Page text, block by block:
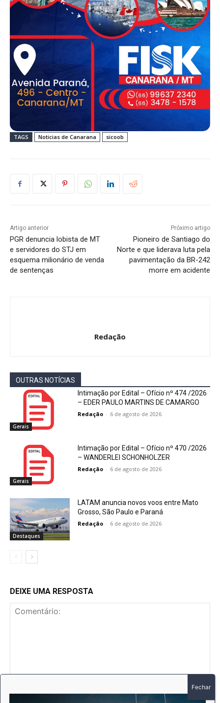
TAGS Noticias de Canarana sicoob
Artigo anterior
PGR denuncia lobista de MT
e servidores do STJ em
esquema milionário de venda
de sentenças
Próximo artigo
Pioneiro de Santiago do
Norte e que liderava luta pela
pavimentação da BR-242
morre em acidente
Redação
OUTRAS NOTÍCIAS
Gerais
Intimação por Edital – Ofício nº 474 /2026
– EDER PAULO MARTINS DE CAMARGO
Redação - 6 de agosto de 2026
Gerais
Intimação por Edital – Ofício nº 470 /2026
– WANDERLEI SCHONHOLZER
Redação - 6 de agosto de 2026
Destaques
LATAM anuncia novos voos entre Mato
Grosso, São Paulo e Paraná
Redação - 6 de agosto de 2026
DEIXE UMA RESPOSTA